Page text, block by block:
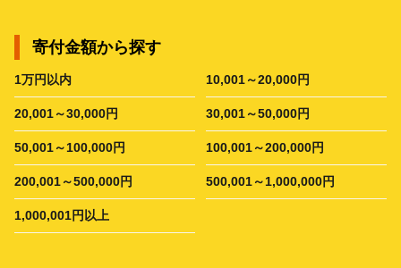
寄付金額から探す
1万円以内 10,001～20,000円
20,001～30,000円 30,001～50,000円
50,001～100,000円 100,001～200,000円
200,001～500,000円 500,001～1,000,000円
1,000,001円以上